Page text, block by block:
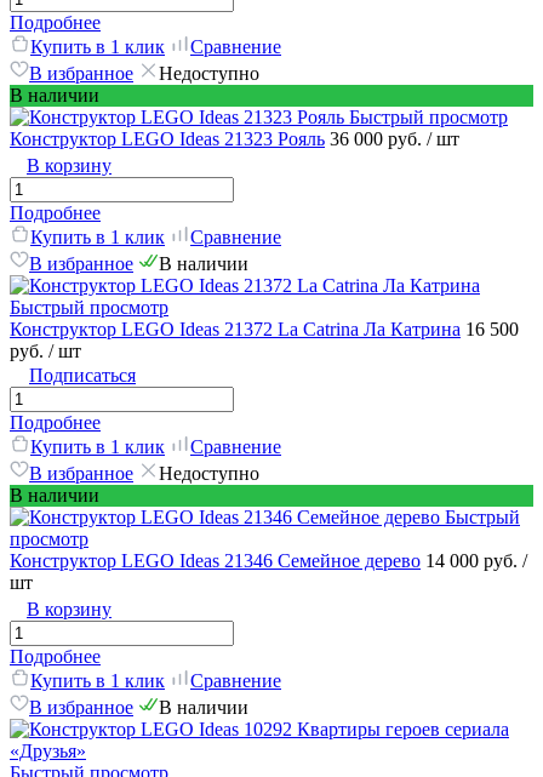
Подробнее
Купить в 1 клик
Сравнение
В избранное
Недоступно
В наличии
Быстрый просмотр
Конструктор LEGO Ideas 21323 Рояль 36 000 руб. / шт
В корзину
Подробнее
Купить в 1 клик
Сравнение
В избранное
В наличии
Быстрый просмотр
Конструктор LEGO Ideas 21372 La Catrina Ла Катрина 16 500
руб. / шт
Подписаться
Подробнее
Купить в 1 клик
Сравнение
В избранное
Недоступно
В наличии
Быстрый
просмотр
Конструктор LEGO Ideas 21346 Семейное дерево 14 000 руб. /
шт
В корзину
Подробнее
Купить в 1 клик
Сравнение
В избранное
В наличии